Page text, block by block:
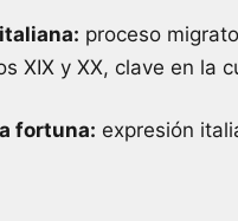
proceso
XIX y XX, clave en la
fortuna: expresión